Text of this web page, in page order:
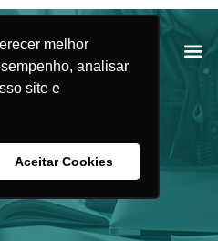
melhor
analisar
site e
Aceitar Cookies
Práticas